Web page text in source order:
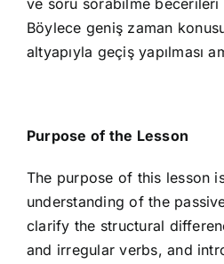
ve soru sorabilme
Böylece geniş zaman
altyapıyla geçiş yapılması
Purpose of the Lesson
The purpose of this lesson
understanding of the
clarify the structural
and irregular verbs, and